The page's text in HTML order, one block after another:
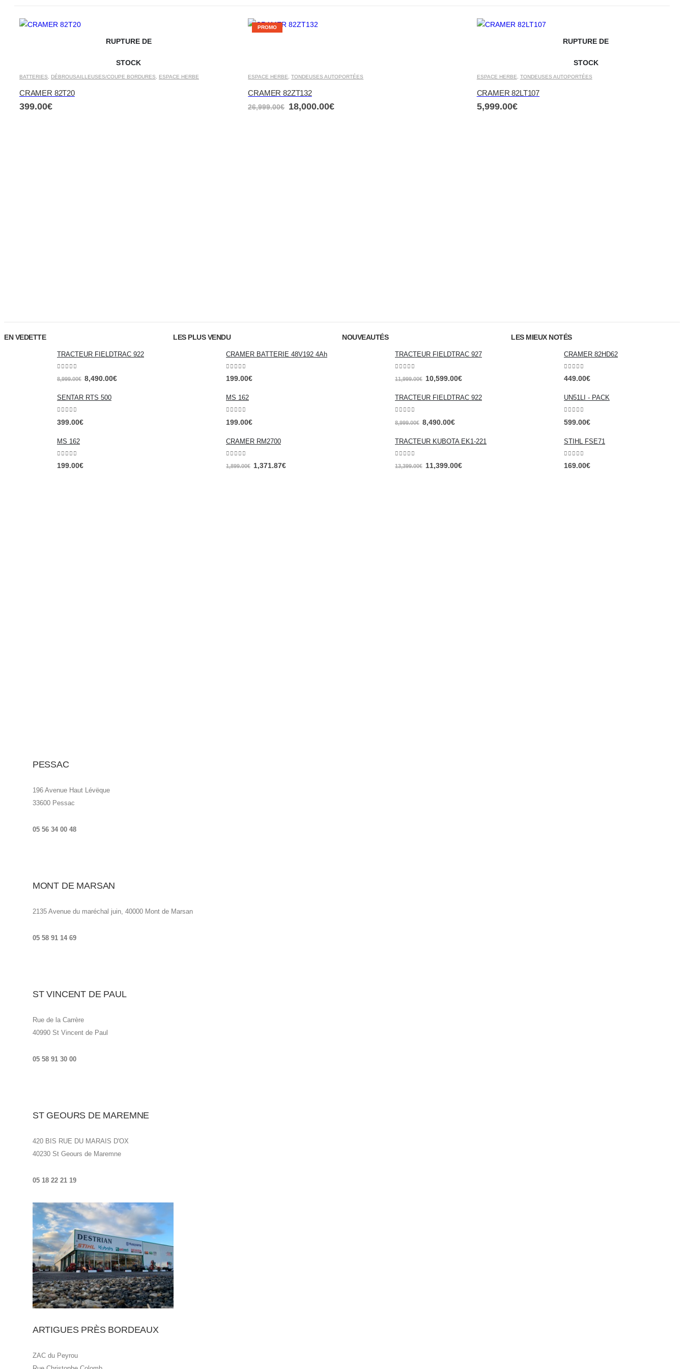
RUPTURE DE
STOCK
BATTERIES DÉBROUSAILLEUSES/COUPE BORDURES ESPACE HERBE
CRAMER 82T20
399.00€
PROMO
ESPACE HERBE ,TONDEUSES AUTOPORTÉES
CRAMER 82ZT132
26,999.00€ 18,000.00€
RUPTURE DE
STOCK
ESPACE HERBE TONDEUSES AUTOPORTÉES
CRAMER 82LT107
5,999.00€
EN VEDETTE
TRACTEUR FIELDTRAC 922
out of 5
8,999.00€ 8,490.00€
SENTAR RTS 500
399.00€
MS 162
199.00€
LES PLUS VENDU
CRAMER BATTERIE 48V192 4Ah
0 out of 5
199.00€
MS 162
199.00€
CRAMER RM2700
1,899.00€ 1,371.87€
NOUVEAUTÉS
TRACTEUR FIELDTRAC 927
11,999.00€ 10,599.00€
TRACTEUR FIELDTRAC 922
8,999.00€ 8,490.00€
TRACTEUR KUBOTA EK1-221
13,399.00€ 11,399.00€
LES MIEUX NOTÉS
CRAMER 82HD62
0 out of 5
449.00€
UN51LI - PACK
599.00€
STIHL FSE71
169.00€
PESSAC
196 Avenue Haut Lévëque
33600 Pessac
05 56 34 00 48
MONT DE MARSAN
2135 Avenue du maréchal juin, 40000 Mont de Marsan
05 58 91 14 69
ST VINCENT DE PAUL
Rue de la Carrère
40990 St Vincent de Paul
05 58 91 30 00
ST GEOURS DE MAREMNE
420 BIS RUE DU MARAIS D'OX
40230 St Geours de Maremne
05 18 22 21 19
ARTIGUES PRÈS BORDEAUX
ZAC du Peyrou